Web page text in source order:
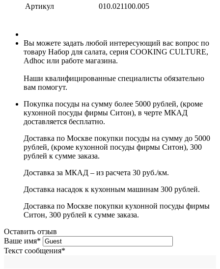
Артикул
010.021100.005
Вы можете задать любой интересующий вас вопрос по
товару Набор для салата, серия COOKING CULTURE,
Adhoc или работе магазина.
Наши квалифицированные специалисты обязательно
вам помогут.
Покупка посуды на сумму более 5000 рублей, (кроме
кухонной посуды фирмы Ситон), в черте МКАД
доставляется бесплатно.
Доставка по Москве покупки посуды на сумму до 5000
рублей, (кроме кухонной посуды фирмы Ситон), 300
рублей к сумме заказа.
Доставка за МКАД – из расчета 30 руб./км.
Доставка насадок к кухонным машинам 300 рублей.
Доставка по Москве покупки кухонной посуды фирмы
Ситон, 300 рублей к сумме заказа.
Оставить отзыв
Ваше имя*
Текст сообщения*